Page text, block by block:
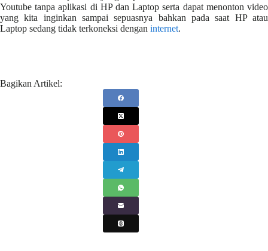
Youtube tanpa aplikasi di HP dan Laptop serta dapat menonton video
yang kita inginkan sampai sepuasnya bahkan pada saat HP atau
Laptop sedang tidak terkoneksi dengan internet.
Bagikan Artikel: